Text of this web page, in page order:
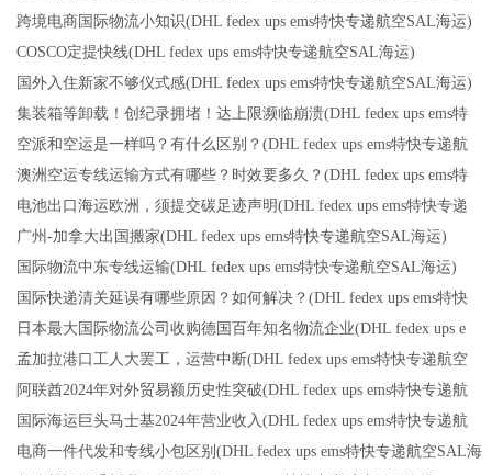
跨境电商国际物流小知识(DHL fedex ups ems特快专递航空SAL海运)
COSCO定提快线(DHL fedex ups ems特快专递航空SAL海运)
国外入住新家不够仪式感(DHL fedex ups ems特快专递航空SAL海运)
集装箱等卸载！创纪录拥堵！达上限濒临崩溃(DHL fedex ups ems特
空派和空运是一样吗？有什么区别？(DHL fedex ups ems特快专递航
澳洲空运专线运输方式有哪些？时效要多久？(DHL fedex ups ems特
电池出口海运欧洲，须提交碳足迹声明(DHL fedex ups ems特快专递
广州-加拿大出国搬家(DHL fedex ups ems特快专递航空SAL海运)
国际物流中东专线运输(DHL fedex ups ems特快专递航空SAL海运)
国际快递清关延误有哪些原因？如何解决？(DHL fedex ups ems特快
日本最大国际物流公司收购德国百年知名物流企业(DHL fedex ups e
孟加拉港口工人大罢工，运营中断(DHL fedex ups ems特快专递航空
阿联酋2024年对外贸易额历史性突破(DHL fedex ups ems特快专递航
国际海运巨头马士基2024年营业收入(DHL fedex ups ems特快专递航
电商一件代发和专线小包区别(DHL fedex ups ems特快专递航空SAL海